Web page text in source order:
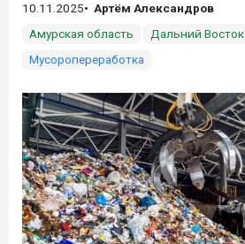
10.11.2025
Артём Александров
Амурская область
Дальний Восток
Мусоропереработка